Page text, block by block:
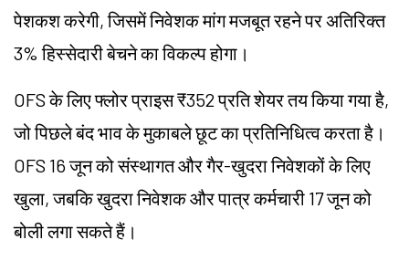
पेशकश करेगी, जिसमें निवेशक मांग मजबूत रहने पर अतिरिक्त
3% हिस्सेदारी बेचने का विकल्प होगा।
OFS के लिए फ्लोर प्राइस ₹352 प्रति शेयर तय किया गया है,
जो पिछले बंद भाव के मुकाबले छूट का प्रतिनिधित्व करता है।
OFS 16 जून को संस्थागत और गैर-खुदरा निवेशकों के लिए
खुला, जबकि खुदरा निवेशक और पात्र कर्मचारी 17 जून को
बोली लगा सकते हैं।